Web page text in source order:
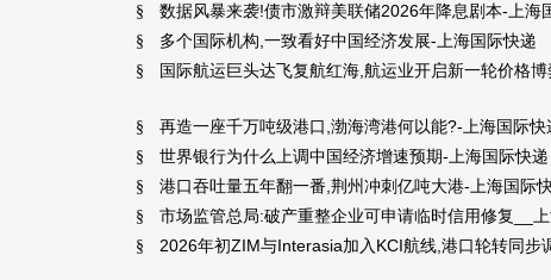
§ 数据风暴来袭!债市激辩美联储2026年降息剧本-上海
§ 多个国际机构,一致看好中国经济发展-上海国际快递
§ 国际航运巨头达飞复航红海,航运业开启新一轮价格
§ 再造一座千万吨级港口,渤海湾港何以能?-上海国际快
§ 世界银行为什么上调中国经济增速预期-上海国际快递
§ 港口吞吐量五年翻一番,荆州冲刺亿吨大港-上海国际
§ 市场监管总局:破产重整企业可申请临时信用修复__
§ 2026年初ZIM与Interasia加入KCI航线,港口轮转同步